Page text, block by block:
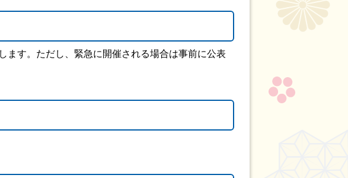
ます。ただし、緊急に開催される場合は事前に公表